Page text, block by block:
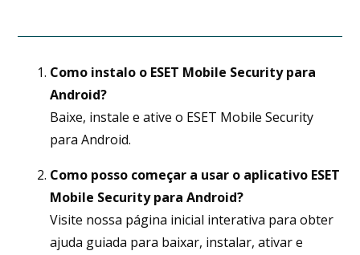
Como instalo o ESET Mobile Security para
Android?
Baixe, instale e ative o ESET Mobile Security
para Android.
Como posso começar a usar o aplicativo ESET
Mobile Security para Android?
Visite nossa página inicial interativa para obter
ajuda guiada para baixar, instalar, ativar e